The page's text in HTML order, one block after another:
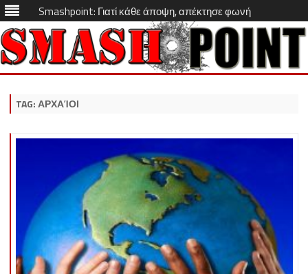
Smashpoint: Γιατί κάθε άποψη, απέκτησε φωνή
Skip
TAG:ΑΡΧΑΊΟΙ